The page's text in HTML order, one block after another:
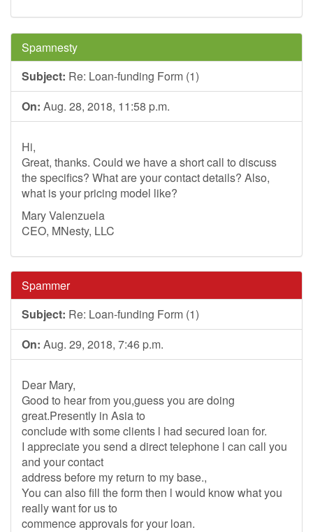
Spamnesty
Subject: Re: Loan-funding Form (1)
On: Aug. 28, 2018, 11:58 p.m.
Hi,
Great, thanks. Could we have a short call to discuss
the specifics? What are your contact details? Also,
what is your pricing model like?
Mary Valenzuela
CEO, MNesty, LLC
Spammer
Subject: Re: Loan-funding Form (1)
On: Aug. 29, 2018, 7:46 p.m.
Dear Mary,
Good to hear from you,guess you are doing
great.Presently in Asia to
conclude with some clients l had secured loan for.
I appreciate you send a direct telephone l can call you
and your contact
address before my return to my base.,
You can also fill the form then l would know what you
really want for us to
commence approvals for your loan.